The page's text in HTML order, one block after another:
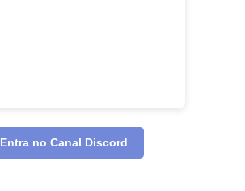
Entra no Canal Discord